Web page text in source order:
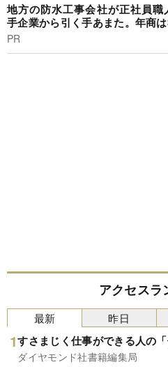
地方の防水工事会社が正社員職
手企業から引く手あまた。年商
PR
アクセスラ
最新
すさまじく仕事ができる人の
ダイヤモンド社書籍編集局
昨日